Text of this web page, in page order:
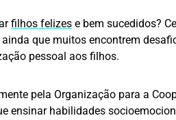
filhos felizes e bem sucedidos?
que muitos encontrem
pessoal aos filhos.
pela Organização para a
ensinar habilidades